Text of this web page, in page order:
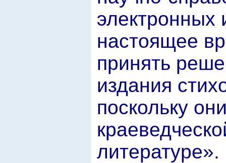
электронных
настоящее
принять
издания
поскольку
литературе».